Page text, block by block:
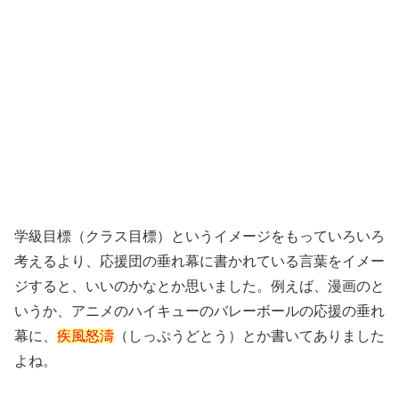
学級目標（クラス目標）というイメージをもっていろいろ
考えるより、応援団の垂れ幕に書かれている言葉をイメー
ジすると、いいのかなとか思いました。例えば、漫画のと
いうか、アニメのハイキューのバレーボールの応援の垂れ
幕に、 疾風怒濤 （しっぷうどとう）とか書いてありました
よね。